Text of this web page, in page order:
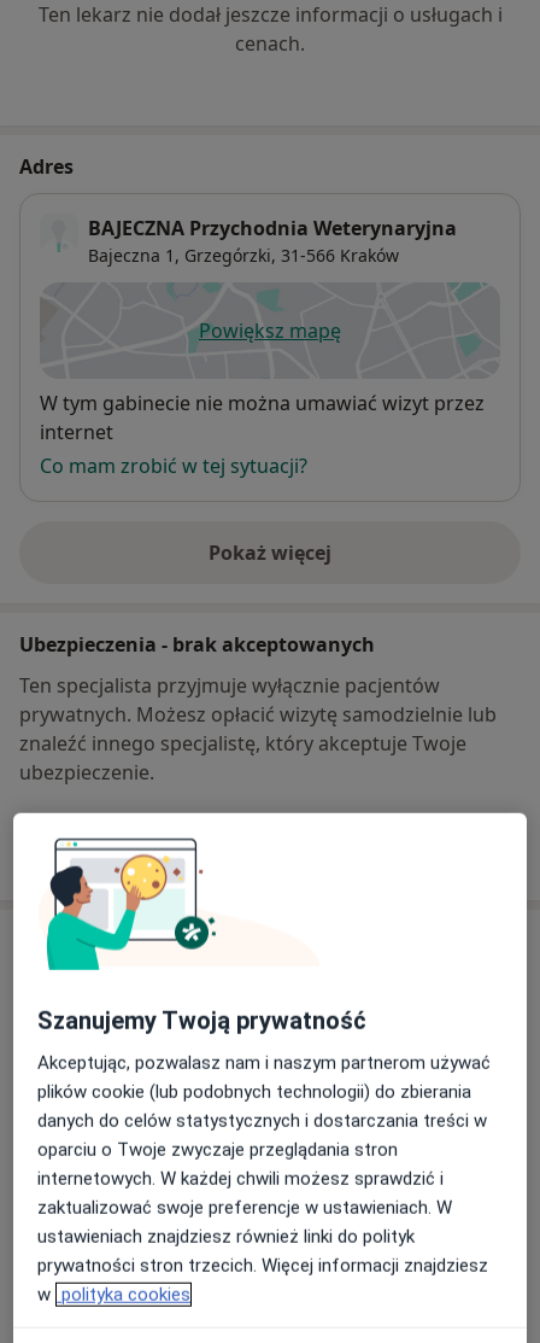
Ten lekarz nie dodał jeszcze informacji o usługach i
cenach.
Adres
BAJECZNA Przychodnia Weterynaryjna
Bajeczna 1, Grzegórzki, 31-566 Kraków
Powiększ mapęotwiera się w nowej karcie
Dostępność
W tym gabinecie nie można umawiać wizyt przez
internet
Co mam zrobić w tej sytuacji?
Pokaż więcej
o adresie
Ubezpieczenia - brak akceptowanych
Ten specjalista przyjmuje wyłącznie pacjentów
prywatnych. Możesz opłacić wizytę samodzielnie lub
znaleźć innego specjalistę, który akceptuje Twoje
ubezpieczenie.
Szukaj specjalistów według ubezpieczenia
Opinie
Dodaj swoją opinię
26 opinii
Sprawdzamy wszystkie opinie. Moderujemy
je zgodnie z naszymi zasadami, dowiedz się
więcej o opiniach i sposobie obliczania
gwiazdek naDowiedz się więcejDowiedz się
Szanujemy Twoją prywatność
Akceptując, pozwalasz nam i naszym partnerom używać
plików cookie (lub podobnych technologii) do zbierania
danych do celów statystycznych i dostarczania treści w
oparciu o Twoje zwyczaje przeglądania stron
internetowych. W każdej chwili możesz sprawdzić i
zaktualizować swoje preferencje w ustawieniach. W
ustawieniach znajdziesz również linki do polityk
prywatności stron trzecich. Więcej informacji znajdziesz
w polityka cookies